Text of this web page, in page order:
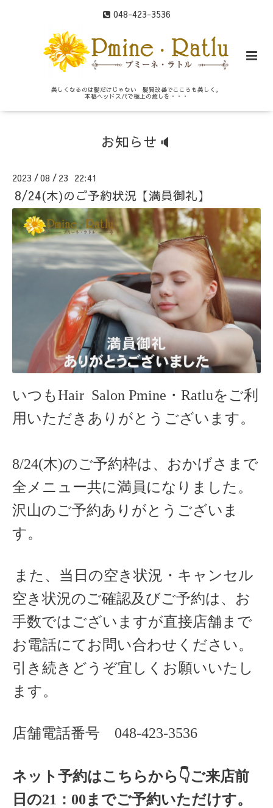
048-423-3536
美しくなるのは髪だけじゃない 髪質改善でこころも美しく。
本格ヘッドスパで極上の癒しを・・・
お知らせ🔈
2023 /08 / 23 22:41
8/24(木)のご予約状況【満員御礼】
いつもHair Salon Pmine・Ratluをご利
用いただきありがとうございます。
8/24(木)のご予約枠は、おかげさまで
全メニュー共に満員になりました。
沢山のご予約ありがとうございま
す。
また、当日の空き状況・キャンセル
空き状況のご確認及びご予約は、お
手数ではございますが直接店舗まで
お電話にてお問い合わせください。
引き続きどうぞ宜しくお願いいたし
ます。
店舗電話番号 048-423-3536
ネット予約はこちらから👇ご来店前
日の21 ： 00までご予約いただけす。